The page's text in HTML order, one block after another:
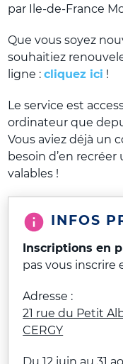
par Ile-de-France
Que vous soyez
souhaitiez
ligne :cliquez ici !
Le service est
ordinateur que
Vous aviez déjà un
besoin d’en
valables !
INFOS
Inscriptions en
pas vous inscrire
Adresse :
21 rue du Petit
CERGY